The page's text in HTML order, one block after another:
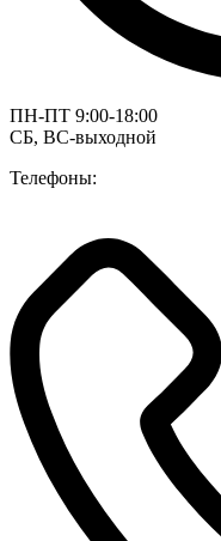
ПН-ПТ 9:00-18:00
СБ, ВС-выходной
Телефоны: